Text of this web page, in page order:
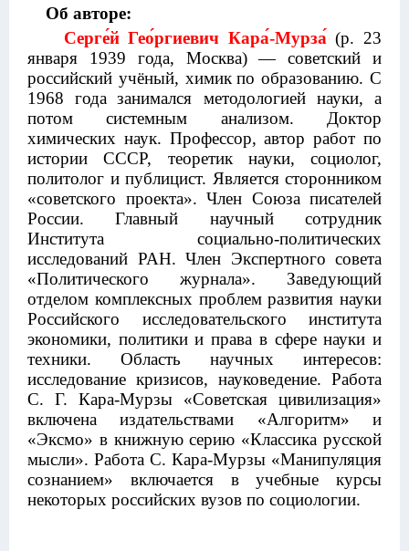
Об авторе:
Серге́й Гео́ргиевич Кара́-Мурза́ (р. 23
января 1939 года, Москва) — советский и
российский учёный, химик по образованию. С
1968 года занимался методологией науки, а
потом системным анализом. Доктор
химических наук. Профессор, автор работ по
истории СССР, теоретик науки, социолог,
политолог и публицист. Является сторонником
«советского проекта». Член Союза писателей
России. Главный научный сотрудник
Института социально-политических
исследований РАН. Член Экспертного совета
«Политического журнала». Заведующий
отделом комплексных проблем развития науки
Российского исследовательского института
экономики, политики и права в сфере науки и
техники. Область научных интересов:
исследование кризисов, науковедение. Работа
С. Г. Кара-Мурзы «Советская цивилизация»
включена издательствами «Алгоритм» и
«Эксмо» в книжную серию «Классика русской
мысли». Работа С. Кара-Мурзы «Манипуляция
сознанием» включается в учебные курсы
некоторых российских вузов по социологии.